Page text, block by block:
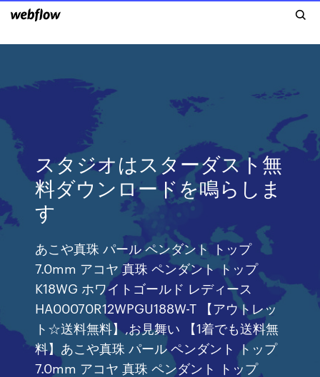
スタジオはスターダスト無
料ダウンロードを鳴らしま
す
あこや真珠 パール ペンダント トップ
7.0mm アコヤ 真珠 ペンダント トップ
K18WG ホワイトゴールド レディース
HA00070R12WPGU188W-T 【アウトレッ
ト☆送料無料】,お見舞い 【1着でも送料無
料】あこや真珠 パール ペンダント トップ
7.0mm アコヤ 真珠 ペンダント トップ